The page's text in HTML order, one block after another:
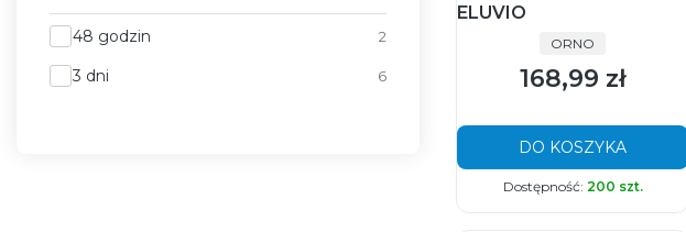
Wysyłka w
48 godzin 2
3 dni 6
ELUVIO
PRODUCENT
ORNO
Cena
168,99 zł
DO KOSZYKA
Dostępność: 200 szt.